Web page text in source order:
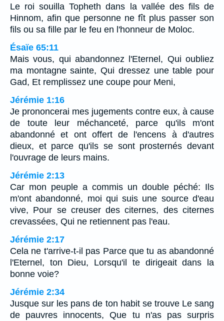
Le roi souilla Topheth dans la vallée des fils de
Hinnom, afin que personne ne fît plus passer son
fils ou sa fille par le feu en l'honneur de Moloc.
Ésaïe 65:11
Mais vous, qui abandonnez l'Eternel, Qui oubliez
ma montagne sainte, Qui dressez une table pour
Gad, Et remplissez une coupe pour Meni,
Jérémie 1:16
Je prononcerai mes jugements contre eux, à cause
de toute leur méchanceté, parce qu'ils m'ont
abandonné et ont offert de l'encens à d'autres
dieux, et parce qu'ils se sont prosternés devant
l'ouvrage de leurs mains.
Jérémie 2:13
Car mon peuple a commis un double péché: Ils
m'ont abandonné, moi qui suis une source d'eau
vive, Pour se creuser des citernes, des citernes
crevassées, Qui ne retiennent pas l'eau.
Jérémie 2:17
Cela ne t'arrive-t-il pas Parce que tu as abandonné
l'Eternel, ton Dieu, Lorsqu'il te dirigeait dans la
bonne voie?
Jérémie 2:34
Jusque sur les pans de ton habit se trouve Le sang
de pauvres innocents, Que tu n'as pas surpris